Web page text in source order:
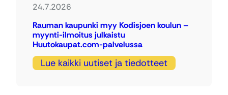
24.7.2026
Rauman kaupunki myy Kodisjoen koulun –
myynti-ilmoitus julkaistu
Huutokaupat.com-palvelussa
Lue kaikki uutiset ja tiedotteet